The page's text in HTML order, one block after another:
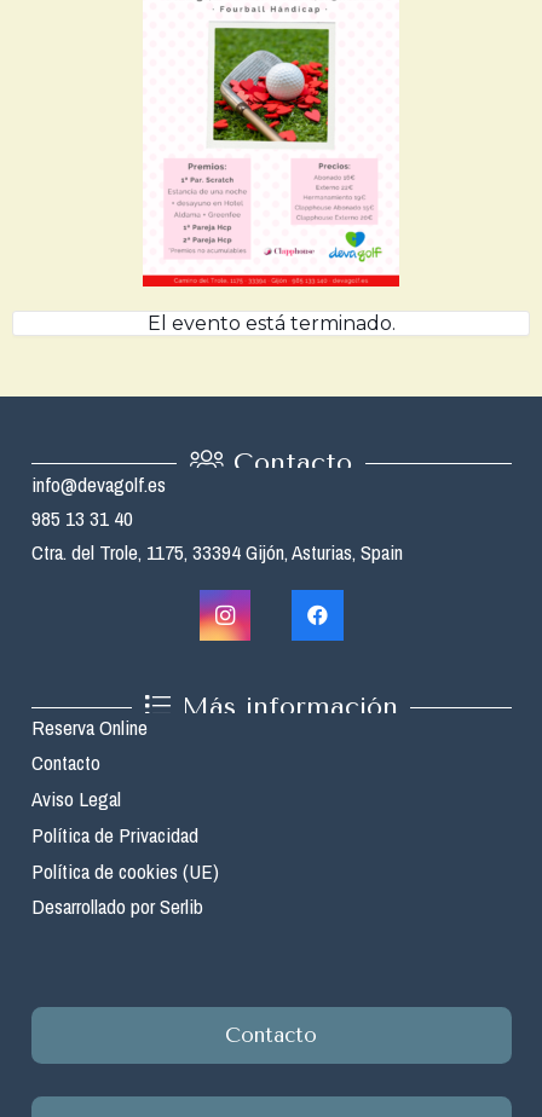
El evento está terminado.
Contacto
info@devagolf.es
985 13 31 40
Ctra. del Trole, 1175, 33394 Gijón, Asturias, Spain
Más información
Reserva Online
Contacto
Aviso Legal
Política de Privacidad
Política de cookies (UE)
Desarrollado por Serlib
Contacto